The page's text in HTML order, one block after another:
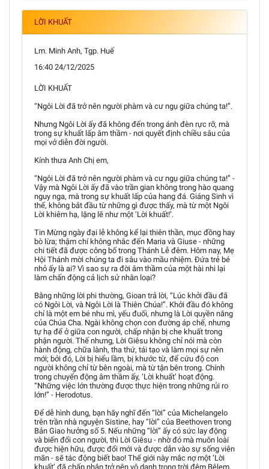
LỜI KHUẤT
Lm. Minh Anh, Tgp. Huế
16:40 24/12/2025
LỜI KHUẤT
“Ngôi Lời đã trở nên người phàm và cư ngụ giữa chúng ta!”.
Nhưng Ngôi Lời ấy đã không đến trong ánh đèn rực rỡ, mà
trong sự khuất lấp âm thầm - nơi quyết định chiều sâu của
mọi vở diễn đời người.
Kính thưa Anh Chị em,
“Ngôi Lời đã trở nên người phàm và cư ngụ giữa chúng ta!” -
Vậy mà Ngôi Lời ấy đã vào trần gian không trong hào quang
nguy nga, mà trong sự khuất lấp của hang đá. Giáng Sinh vì
thế, không bắt đầu từ những gì được thấy, mà từ một Ngôi
Lời khiêm hạ, lặng lẽ như một ‘Lời khuất!’.
Tin Mừng ngày đại lễ không kể lại thiên thần, mục đồng hay
bò lừa; thậm chí không nhắc đến Maria và Giuse - những
chi tiết đã được công bố trong Thánh Lễ đêm. Hôm nay, Mẹ
Hội Thánh mời chúng ta đi sâu vào mầu nhiệm. Đứa trẻ bé
nhỏ ấy là ai? Vì sao sự ra đời âm thầm của một hài nhi lại
làm chấn động cả lịch sử nhân loại?
Bằng những lời phi thường, Gioan trả lời, “Lúc khởi đầu đã
có Ngôi Lời, và Ngôi Lời là Thiên Chúa!”. Khởi đầu đó không
chỉ là một em bé nhu mì, yếu đuối, nhưng là Lời quyền năng
của Chúa Cha. Ngài không chọn con đường áp chế, nhưng
tự hạ để ở giữa con người, chấp nhận bị che khuất trong
phận người. Thế nhưng, Lời Giêsu không chỉ nói mà còn
hành động, chữa lành, tha thứ, tái tạo và làm mọi sự nên
mới; bởi đó, Lời bị hiểu lầm, bị khước từ, để cứu độ con
người không chỉ từ bên ngoài, mà từ tận bên trong. Chính
trong chuyển động âm thầm ấy, ‘Lời khuất’ hoạt động.
“Những việc lớn thường được thực hiện trong những rủi ro
lớn!” - Herodotus.
Để dễ hình dung, bạn hãy nghĩ đến “lời” của Michelangelo
trên trần nhà nguyện Sistine, hay “lời” của Beethoven trong
Bản Giao hưởng số 5. Nếu những “lời” ấy có sức lay động
và biến đổi con người, thì Lời Giêsu - nhờ đó mà muôn loài
được hiện hữu, được đổi mới và được dẫn vào sự sống viên
mãn - sẽ tác động biết bao! Thế giới này mắc nợ một ‘Lời
khuất’ đã chấp nhận trở nên vô danh trong trời đêm Bêlem,